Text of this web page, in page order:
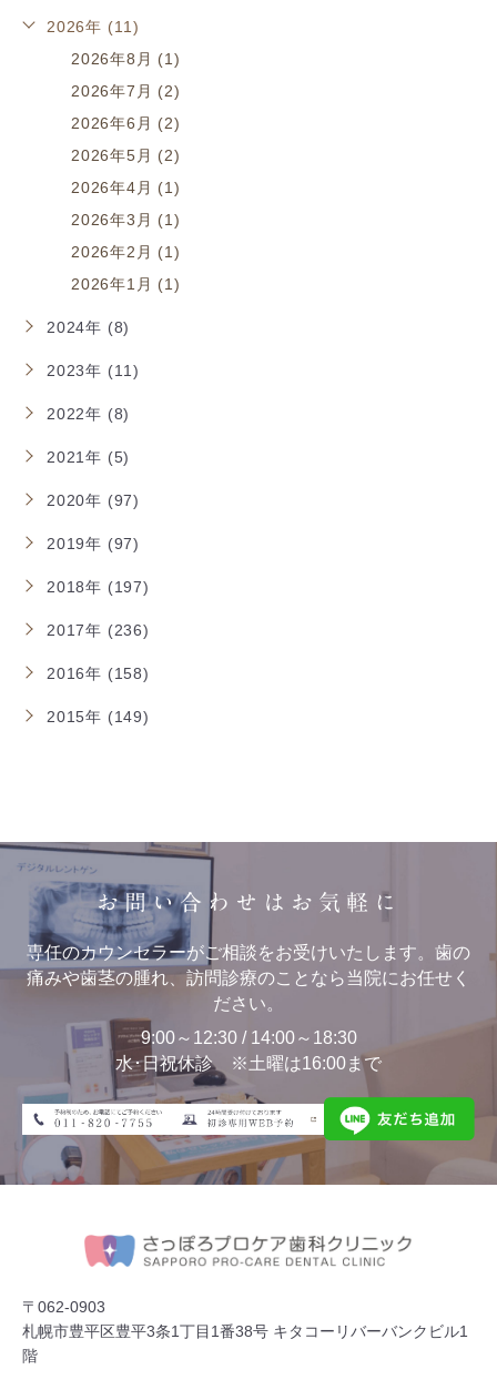
2026年 (11)
2026年8月 (1)
2026年7月 (2)
2026年6月 (2)
2026年5月 (2)
2026年4月 (1)
2026年3月 (1)
2026年2月 (1)
2026年1月 (1)
2024年 (8)
2023年 (11)
2022年 (8)
2021年 (5)
2020年 (97)
2019年 (97)
2018年 (197)
2017年 (236)
2016年 (158)
2015年 (149)
お問い合わせはお気軽に
専任のカウンセラーがご相談をお受けいたします。歯の
痛みや歯茎の腫れ、訪問診療のことなら当院にお任せく
ださい。
9:00～12:30 / 14:00～18:30
水･日祝休診 ※土曜は16:00まで
〒062-0903
札幌市豊平区豊平3条1丁目1番38号 キタコーリバーバンクビル1
階